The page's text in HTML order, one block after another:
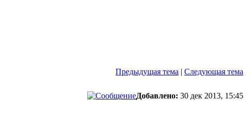
Предыдущая тема | Следующая тема
Добавлено: 30 дек 2013, 15:45